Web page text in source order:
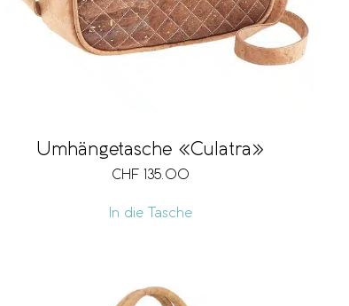
Umhängetasche «Culatra»
CHF 135.00
In die Tasche